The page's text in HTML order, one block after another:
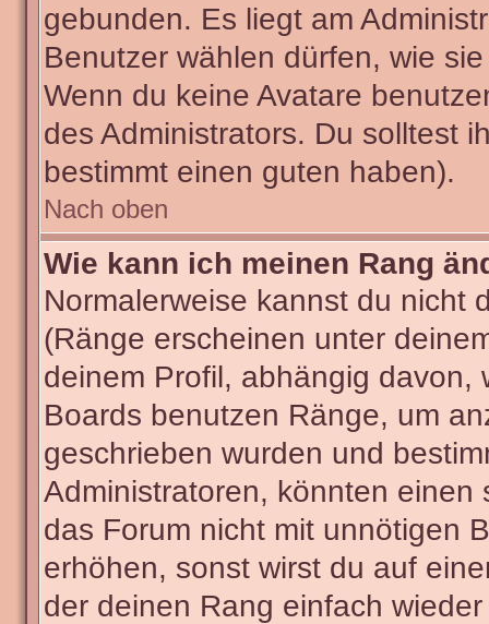
gebunden. Es liegt am
Benutzer wählen dürfen, wie
Wenn du keine Avatare
des Administrators. Du solltest
bestimmt einen guten haben).
Nach oben
Wie kann ich meinen Rang
Normalerweise kannst du nicht
(Ränge erscheinen unter
deinem Profil, abhängig
Boards benutzen Ränge, um
geschrieben wurden und
Administratoren, könnten
das Forum nicht mit unnötigen
erhöhen, sonst wirst du auf
der deinen Rang einfach